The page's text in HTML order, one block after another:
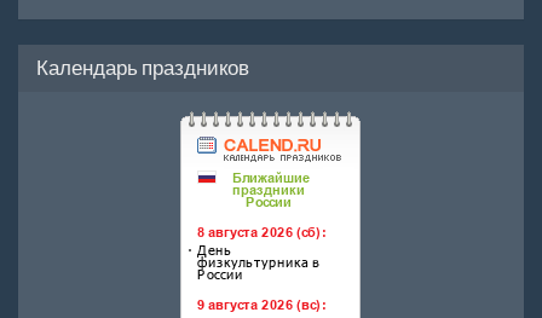
Календарь праздников